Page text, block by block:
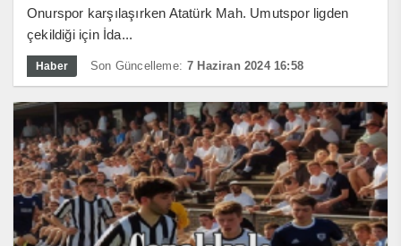
Onurspor karşılaşırken Atatürk Mah. Umutspor ligden
çekildiği için İda...
Haber Son Güncelleme: 7 Haziran 2024 16:58